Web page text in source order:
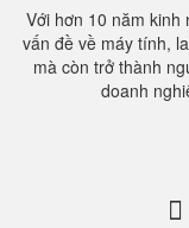
Với hơn 10 năm kinh
vấn đề về máy tính,
mà còn trở thành
doanh